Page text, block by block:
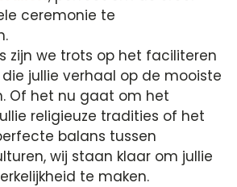
ceremonie te
zijn we trots op het faciliteren
jullie verhaal op de mooiste
Of het nu gaat om het
religieuze tradities of het
balans tussen
wij staan klaar om jullie
te maken.